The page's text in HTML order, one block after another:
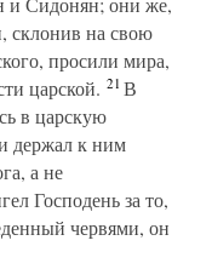
склонив на свою
просили мира,
царской. 21В
в царскую
держал к ним
а не
Господень за то,
червями, он